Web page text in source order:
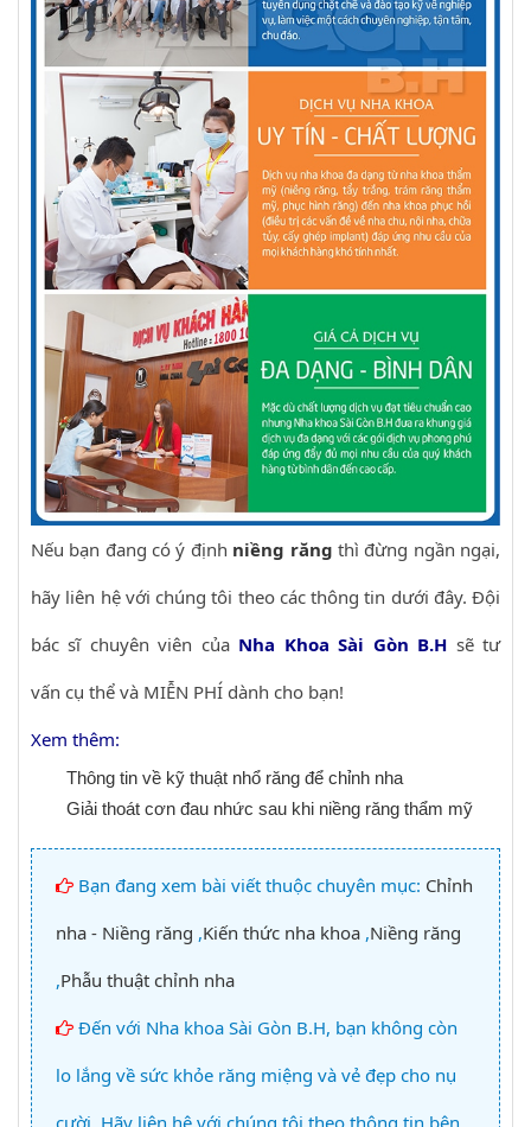
Nếu bạn đang có ý định niềng răng thì đừng ngần ngại,
hãy liên hệ với chúng tôi theo các thông tin dưới đây. Đội
bác sĩ chuyên viên của Nha Khoa Sài Gòn B.H sẽ tư
vấn cụ thể và MIỄN PHÍ dành cho bạn!
Xem thêm:
Thông tin về kỹ thuật nhổ răng để chỉnh nha
Giải thoát cơn đau nhức sau khi niềng răng thẩm mỹ
Bạn đang xem bài viết thuộc chuyên mục: Chỉnh
nha - Niềng răng ,Kiến thức nha khoa ,Niềng răng
,Phẫu thuật chỉnh nha
Đến với Nha khoa Sài Gòn B.H, bạn không còn
lo lắng về sức khỏe răng miệng và vẻ đẹp cho nụ